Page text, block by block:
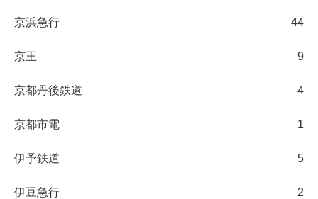
京浜急行 44
京王 9
京都丹後鉄道 4
京都市電 1
伊予鉄道 5
伊豆急行 2